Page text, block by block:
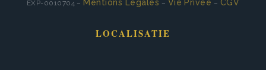
EXP-0010704 – Mentions Légales – Vie Privée – CGV
LOCALISATIE